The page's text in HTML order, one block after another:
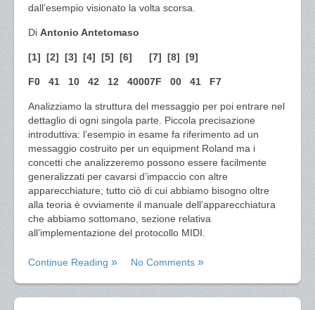
dall’esempio visionato la volta scorsa.
Di Antonio Antetomaso
[1] [2] [3] [4] [5] [6] [7] [8] [9]
F0 41 10 42 12 40007F 00 41 F7
Analizziamo la struttura del messaggio per poi entrare nel
dettaglio di ogni singola parte. Piccola precisazione
introduttiva: l’esempio in esame fa riferimento ad un
messaggio costruito per un equipment Roland ma i
concetti che analizzeremo possono essere facilmente
generalizzati per cavarsi d’impaccio con altre
apparecchiature; tutto ciò di cui abbiamo bisogno oltre
alla teoria è ovviamente il manuale dell’apparecchiatura
che abbiamo sottomano, sezione relativa
all’implementazione del protocollo MIDI.
Continue Reading No Comments